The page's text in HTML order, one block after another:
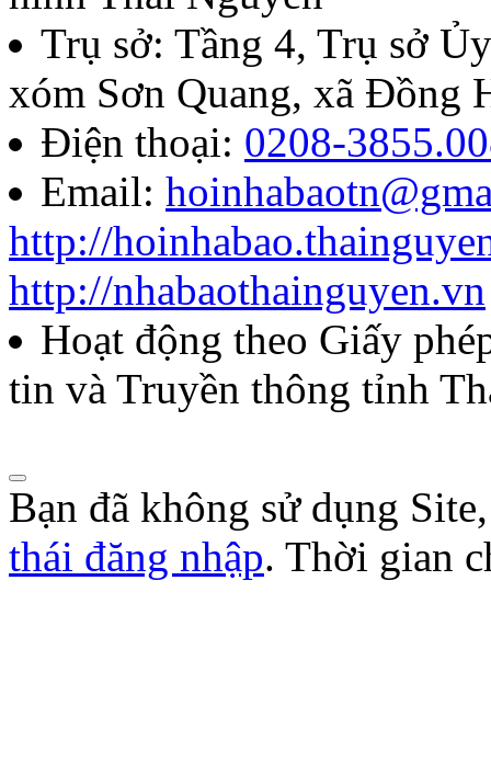
Quyết định về việc thành
báo chí Huỳnh Thúc
năm 2026
Lượt xem:287 | lượt tải:106
85/QĐ-HNB
Quyết định về việc công
năm 2026 của Hội Nhà
Trụ sở: Tầng 4, Trụ sở
xóm Sơn Quang, xã Đồng
Điện thoại: 0208-
Email:
http://
http://nhabaothainguyen.vn
Hoạt động theo Giấy
tin và Truyền thông tỉnh
Bạn đã không sử dụng
thái đăng nhập. Thời gian